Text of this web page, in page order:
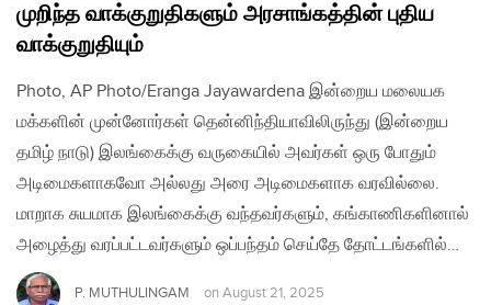
முறிந்த வாக்குறுதிகளும் அரசாங்கத்தின் புதிய
வாக்குறுதியும்
Photo, AP Photo/Eranga Jayawardena இன்றைய மலையக
மக்களின் முன்னோர்கள் தென்னிந்தியாவிலிருந்து (இன்றைய
தமிழ் நாடு) இலங்கைக்கு வருகையில் அவர்கள் ஒரு போதும்
அடிமைகளாகவோ அல்லது அரை அடிமைகளாக வரவில்லை.
மாறாக சுயமாக இலங்கைக்கு வந்தவர்களும், கங்காணிகளினால்
அழைத்து வரப்பட்டவர்களும் ஒப்பந்தம் செய்தே தோட்டங்களில்…
P. MUTHULINGAM on August 21, 2025